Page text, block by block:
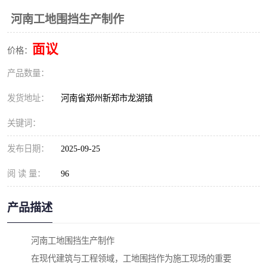
河南工地围挡生产制作
价格： 面议
产品数量：
发货地址： 河南省郑州新郑市龙湖镇
关键词：
发布日期： 2025-09-25
阅 读 量： 96
产品描述
河南工地围挡生产制作
在现代建筑与工程领域，工地围挡作为施工现场的重要